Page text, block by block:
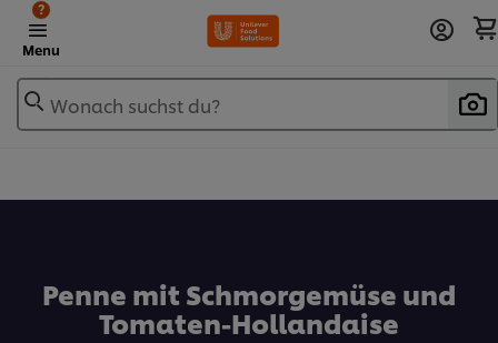
Menu
?
Wonach suchst du?
Penne mit Schmorgemüse und
Tomaten-Hollandaise